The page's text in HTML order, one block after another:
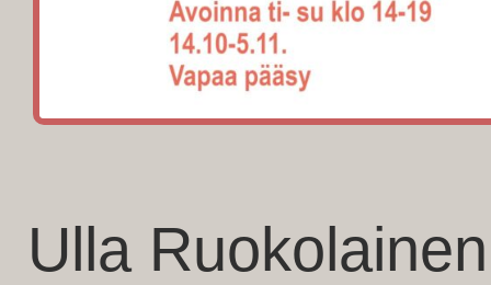
Ulla Ruokolainen